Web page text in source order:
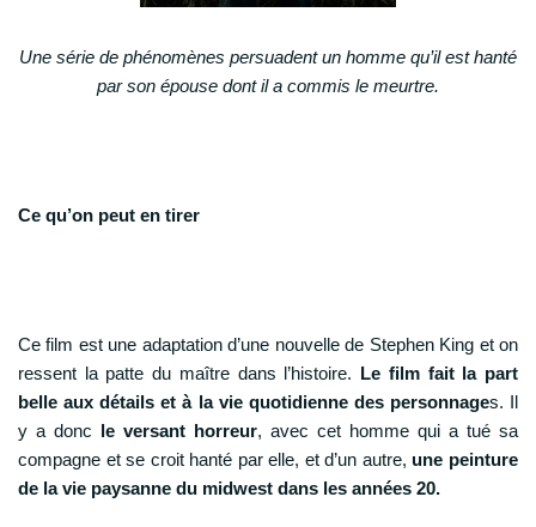
Une série de phénomènes persuadent un homme qu’il est hanté
par son épouse dont il a commis le meurtre.
Ce qu’on peut en tirer
Ce film est une adaptation d’une nouvelle de Stephen King et on
ressent la patte du maître dans l’histoire. Le film fait la part
belle aux détails et à la vie quotidienne des personnages. Il
y a donc le versant horreur, avec cet homme qui a tué sa
compagne et se croit hanté par elle, et d’un autre, une peinture
de la vie paysanne du midwest dans les années 20.